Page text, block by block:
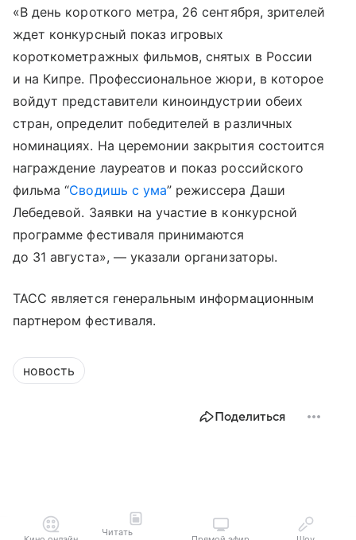
«В день короткого метра, 26 сентября, зрителей
ждет конкурсный показ игровых
короткометражных фильмов, снятых в России
и на Кипре. Профессиональное жюри, в которое
войдут представители киноиндустрии обеих
стран, определит победителей в различных
номинациях. На церемонии закрытия состоится
награждение лауреатов и показ российского
фильма “Сводишь с ума” режиссера Даши
Лебедевой. Заявки на участие в конкурсной
программе фестиваля принимаются
до 31 августа», — указали организаторы.
ТАСС является генеральным информационным
партнером фестиваля.
новость
Поделиться
Читать